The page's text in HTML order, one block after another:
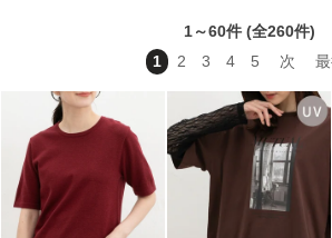
1～60件 (全260件)
1
2 3 4 5 次